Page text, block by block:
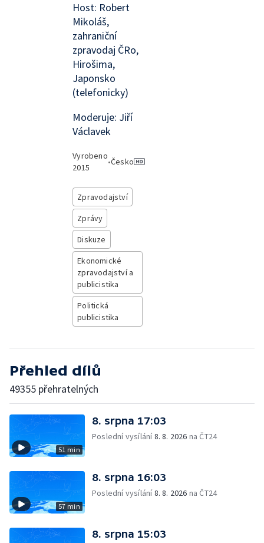
Host: Robert
Mikoláš,
zahraniční
zpravodaj ČRo,
Hirošima,
Japonsko
(telefonicky)
Moderuje: Jiří
Václavek
Vyrobeno
2015
•Česko
Zpravodajství
Zprávy
Diskuze
Ekonomické
zpravodajství a
publicistika
Politická
publicistika
Přehled dílů
49355 přehratelných
51 min
8. srpna 17:03
Poslední vysílání8. 8. 2026 na ČT24
57 min
8. srpna 16:03
Poslední vysílání8. 8. 2026 na ČT24
8. srpna 15:03